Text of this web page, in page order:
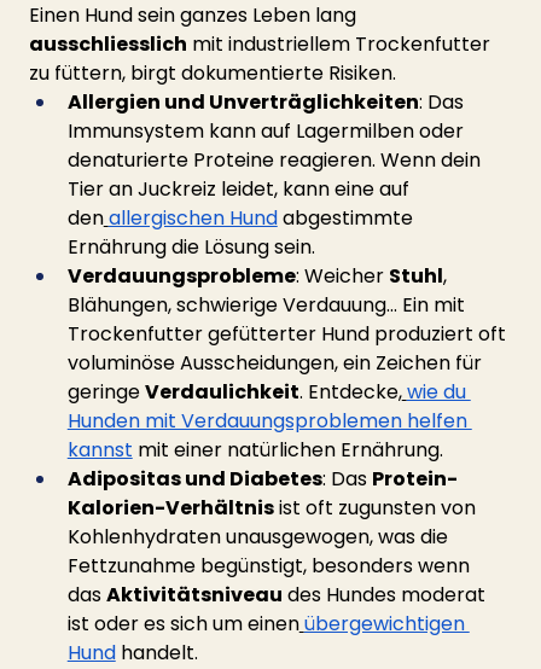
Einen Hund sein ganzes Leben lang
ausschliesslich mit industriellem Trockenfutter
zu füttern, birgt dokumentierte Risiken.
Allergien und Unverträglichkeiten: Das
Immunsystem kann auf Lagermilben oder
denaturierte Proteine reagieren. Wenn dein
Tier an Juckreiz leidet, kann eine auf
denallergischen Hund abgestimmte
Ernährung die Lösung sein.
Verdauungsprobleme: Weicher Stuhl,
Blähungen, schwierige Verdauung... Ein mit
Trockenfutter gefütterter Hund produziert oft
voluminöse Ausscheidungen, ein Zeichen für
geringe Verdaulichkeit. Entdecke,wie du
Hunden mit Verdauungsproblemen helfen
kannst mit einer natürlichen Ernährung.
Adipositas und Diabetes: Das Protein-
Kalorien-Verhältnis ist oft zugunsten von
Kohlenhydraten unausgewogen, was die
Fettzunahme begünstigt, besonders wenn
das Aktivitätsniveau des Hundes moderat
ist oder es sich um einenübergewichtigen
Hund handelt.